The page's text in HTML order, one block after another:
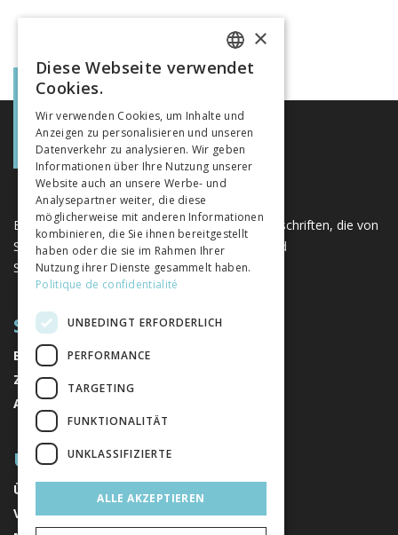
Eine einzigartige Plattform für Bücher und Zeitschriften, die von
Schweizer Verlagen im Bereich der Geistes- und
Sozialwissenschaften herausgegeben werden.
SITEMAP
BÜCHER
ZEITSCHRIFTEN
AUTOREN
ÜBER UNS
ÜBER UNS
VERLAGE
FRENCH
ITALIAN
×
Diese Webseite verwendet
Cookies.
Wir verwenden Cookies, um Inhalte und
Anzeigen zu personalisieren und unseren
Datenverkehr zu analysieren. Wir geben
Informationen über Ihre Nutzung unserer
Website auch an unsere Werbe- und
Analysepartner weiter, die diese
möglicherweise mit anderen Informationen
kombinieren, die Sie ihnen bereitgestellt
haben oder die sie im Rahmen Ihrer
Nutzung ihrer Dienste gesammelt haben.
Politique de confidentialité
UNBEDINGT ERFORDERLICH
PERFORMANCE
TARGETING
FUNKTIONALITÄT
UNKLASSIFIZIERTE
ALLE AKZEPTIEREN